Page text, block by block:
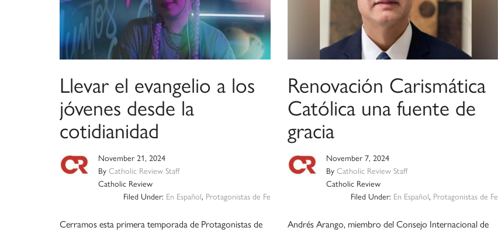
Llevar el evangelio a los
jóvenes desde la
cotidianidad
November 21, 2024
By Catholic Review Staff
Catholic Review
Filed Under: En Español, Protagonistas de Fe
Cerramos esta primera temporada de Protagonistas de
Renovación Carismática
Católica una fuente de
gracia
November 7, 2024
By Catholic Review Staff
Catholic Review
Filed Under: En Español, Protagonistas de Fe
Andrés Arango, miembro del Consejo Internacional de